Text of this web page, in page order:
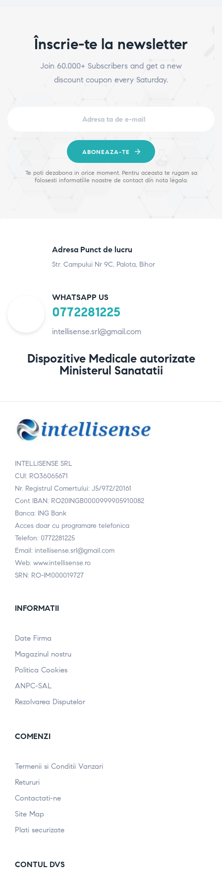
Înscrie-te la newsletter
Join 60.000+ Subscribers and get a new
discount coupon every Saturday.
ABONEAZA-TE
Te poti dezabona in orice moment. Pentru aceasta te rugam sa
folosesti informatiile noastre de contact din nota legala.
Adresa Punct de lucru
Str. Campului Nr 9C, Palota, Bihor
WHATSAPP US
0772281225
intellisense.srl@gmail.com
Dispozitive Medicale autorizate
Ministerul Sanatatii
INTELLISENSE SRL
CUI: RO36065671
Nr. Registrul Comertului: J5/972/20161
Cont IBAN: RO20INGB0000999905910082
Banca: ING Bank
Acces doar cu programare telefonica
Telefon: 0772281225
Email: intellisense.srl@gmail.com
Web: www.intellisense.ro
SRN: RO-IM000019727
INFORMATII
Date Firma
Magazinul nostru
Politica Cookies
ANPC-SAL
Rezolvarea Disputelor
COMENZI
Termenii si Conditii Vanzari
Retururi
Contactati-ne
Site Map
Plati securizate
CONTUL DVS